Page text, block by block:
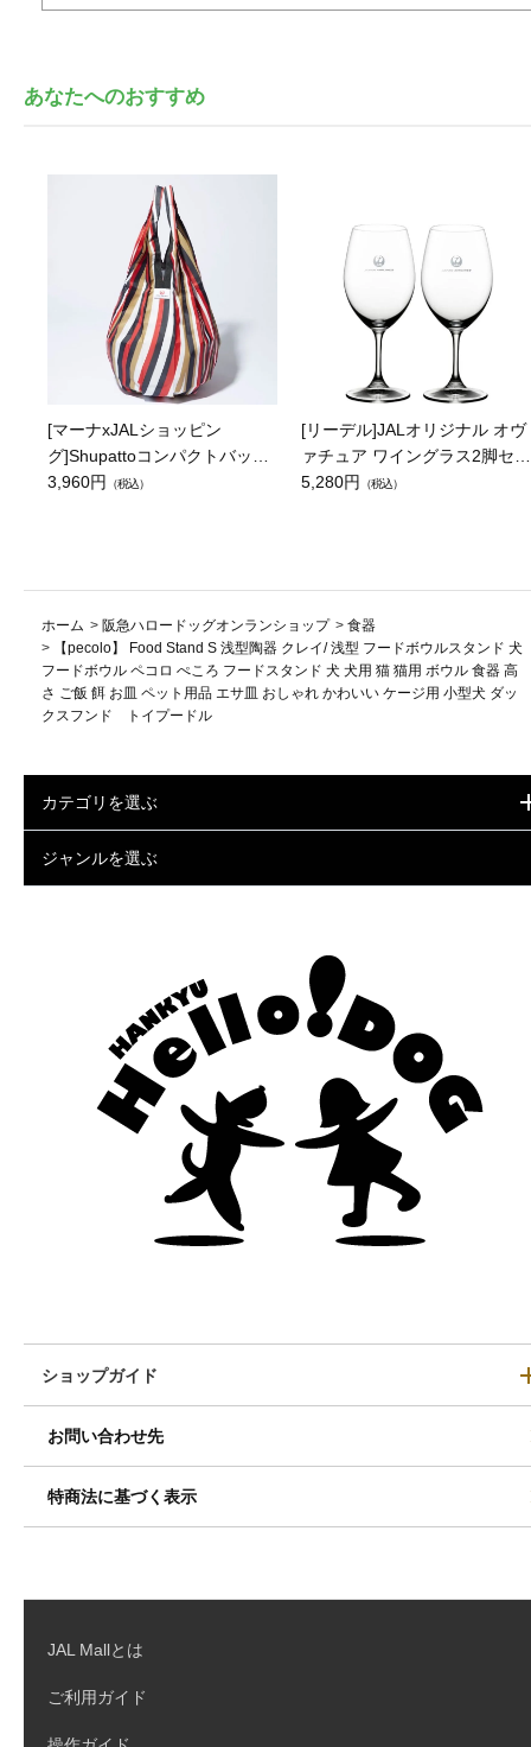
あなたへのおすすめ
[マーナxJALショッピン
グ]Shupattoコンパクトバッグ
Drop JAL客室乗務員（LC）ス
3,960円 （税込）
[リーデル]JALオリジナル オヴ
ァチュア ワイングラス2脚セッ
ト（レッドワイン）
5,280円 （税込）
ホーム > 阪急ハロードッグオンランショップ > 食器
>
【pecolo】 Food Stand S 浅型陶器 クレイ/ 浅型 フードボウルスタンド 犬
フードボウル ペコロ ぺころ フードスタンド 犬 犬用 猫 猫用 ボウル 食器 高
さ ご飯 餌 お皿 ペット用品 エサ皿 おしゃれ かわいい ケージ用 小型犬 ダッ
クスフンド トイプードル
カテゴリを選ぶ
ジャンルを選ぶ
ショップガイド
お問い合わせ先
特商法に基づく表示
JAL Mallとは
ご利用ガイド